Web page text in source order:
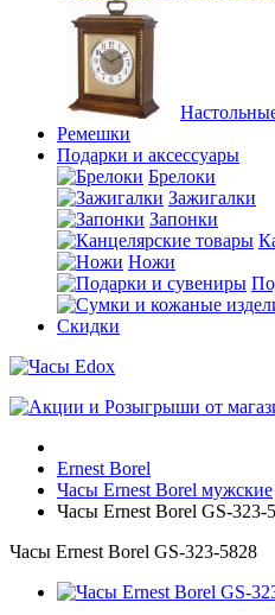
Ремешки
Подарки и аксессуары
Брелоки
Зажигалки
Запонки
Ножи
Скидки
Ernest Borel
Часы Ernest Borel мужские
Часы Ernest Borel GS-323-
Часы Ernest Borel GS-323-5828